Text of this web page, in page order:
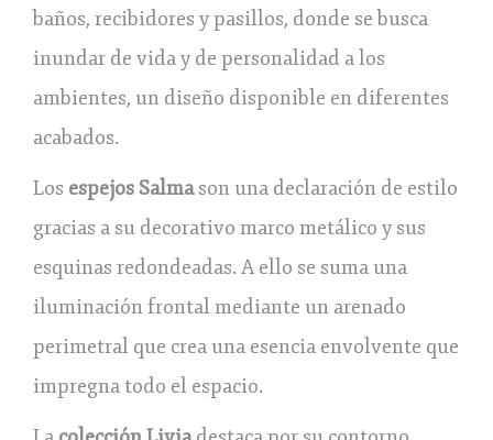
baños, recibidores y pasillos, donde se busca
inundar de vida y de personalidad a los
ambientes, un diseño disponible en diferentes
acabados.
Los espejos Salmason una declaración de estilo
gracias a su decorativo marco metálico y sus
esquinas redondeadas. A ello se suma una
iluminación frontal mediante un arenado
perimetral que crea una esencia envolvente que
impregna todo el espacio.